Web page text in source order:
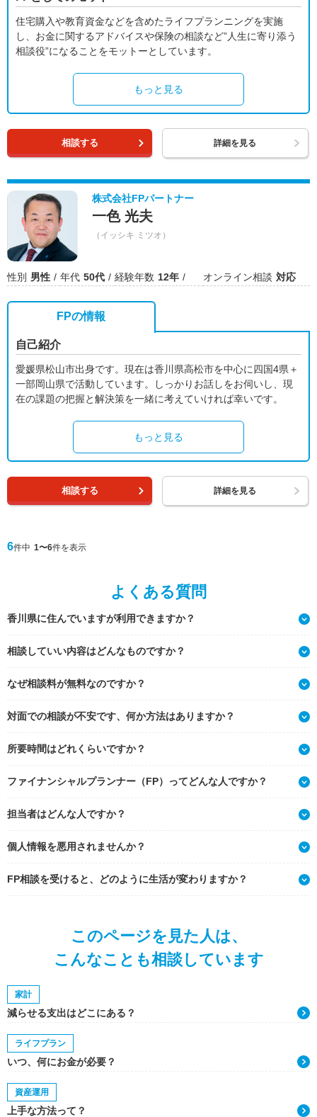
住宅購入や教育資金などを含めたライフプランニングを実施
し、お金に関するアドバイスや保険の相談など”人生に寄り添う
相談役”になることをモットーとしています。
もっと見る
相談する 詳細を見る
株式会社FPパートナー
一色 光夫
（イッシキ ミツオ）
性別 男性 年代 50代 経験年数 12年 オンライン相談 対応
FPの情報
自己紹介
愛媛県松山市出身です。現在は香川県高松市を中心に四国4県＋
一部岡山県で活動しています。しっかりお話しをお伺いし、現
在の課題の把握と解決策を一緒に考えていければ幸いです。
もっと見る
相談する 詳細を見る
6件中 1〜6件を表示
よくある質問
香川県に住んでいますが利用できますか？
相談していい内容はどんなものですか？
なぜ相談料が無料なのですか？
対面での相談が不安です、何か方法はありますか？
所要時間はどれくらいですか？
ファイナンシャルプランナー（FP）ってどんな人ですか？
担当者はどんな人ですか？
個人情報を悪用されませんか？
FP相談を受けると、どのように生活が変わりますか？
このページを見た人は、
こんなことも相談しています
家計
減らせる支出はどこにある？
ライフプラン
いつ、何にお金が必要？
資産運用
上手な方法って？